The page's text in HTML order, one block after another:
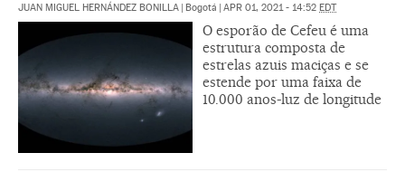
JUAN MIGUEL HERNÁNDEZ BONILLA | Bogotá | APR 01, 2021 - 14:52 EDT
O esporão de Cefeu é uma
estrutura composta de
estrelas azuis maciças e se
estende por uma faixa de
10.000 anos-luz de longitude